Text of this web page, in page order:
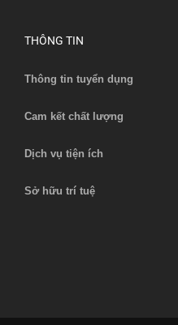
(24V-
Ắc quy xe
THÔNG TIN
Thông tin tuyển dụng
Cam kết chất lượng
Dịch vụ tiện ích
Sở hữu trí tuệ